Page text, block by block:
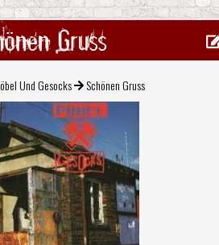
Gruss
Und Gesocks Schönen Gruss